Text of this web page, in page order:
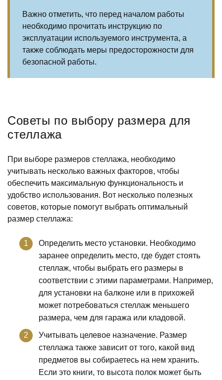
Важно отметить, что перед началом работы
необходимо прочитать инструкцию по
эксплуатации используемого инструмента, а
также соблюдать меры предосторожности для
безопасной работы.
Советы по выбору размера для
стеллажа
При выборе размеров стеллажа, необходимо
учитывать несколько важных факторов, чтобы
обеспечить максимальную функциональность и
удобство использования. Вот несколько полезных
советов, которые помогут выбрать оптимальный
размер стеллажа:
Определить место установки. Необходимо
заранее определить место, где будет стоять
стеллаж, чтобы выбрать его размеры в
соответствии с этими параметрами. Например,
для установки на балконе или в прихожей
может потребоваться стеллаж меньшего
размера, чем для гаража или кладовой.
Учитывать целевое назначение. Размер
стеллажа также зависит от того, какой вид
предметов вы собираетесь на нем хранить.
Если это книги, то высота полок может быть